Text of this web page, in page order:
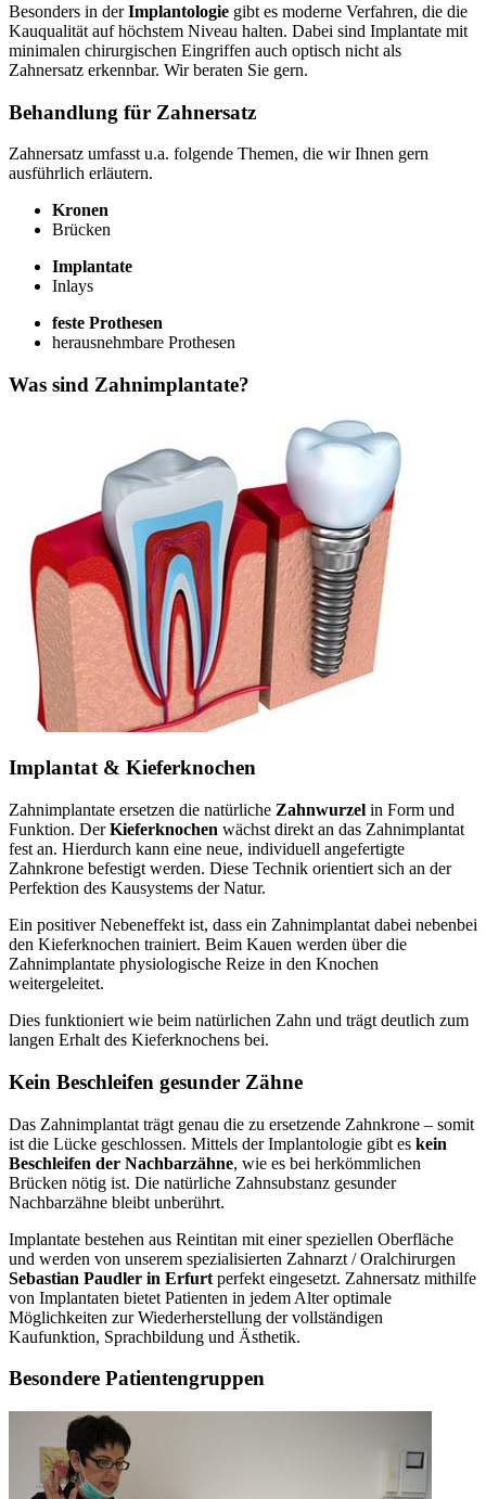
Besonders in derImplantologie gibt es moderne Verfahren, die die
Kauqualität auf höchstem Niveau halten. Dabei sind Implantate mit
minimalen chirurgischen Eingriffen auch optisch nicht als
Zahnersatz erkennbar. Wir beraten Sie gern.
Behandlung für Zahnersatz
Zahnersatz umfasst u.a. folgende Themen, die wir Ihnen gern
ausführlich erläutern.
Kronen
Brücken
Implantate
Inlays
feste Prothesen
herausnehmbare Prothesen
Was sind Zahnimplantate?
Implantat & Kieferknochen
Zahnimplantate ersetzen die natürliche Zahnwurzel in Form und
Funktion. DerKieferknochen wächst direkt an das Zahnimplantat
fest an. Hierdurch kann eine neue, individuell angefertigte
Zahnkrone befestigt werden. Diese Technik orientiert sich an der
Perfektion des Kausystems der Natur.
Ein positiver Nebeneffekt ist, dass ein Zahnimplantat dabei nebenbei
den Kieferknochen trainiert. Beim Kauen werden über die
Zahnimplantate physiologische Reize in den Knochen
weitergeleitet.
Dies funktioniert wie beim natürlichen Zahn und trägt deutlich zum
langen Erhalt des Kieferknochens bei.
Kein Beschleifen gesunder Zähne
Das Zahnimplantat trägt genau die zu ersetzende Zahnkrone – somit
ist die Lücke geschlossen. Mittels der Implantologie gibt es kein
Beschleifen der Nachbarzähne, wie es bei herkömmlichen
Brücken nötig ist. Die natürliche Zahnsubstanz gesunder
Nachbarzähne bleibt unberührt.
Implantate bestehen aus Reintitan mit einer speziellen Oberfläche
und werden von unserem spezialisierten Zahnarzt / Oralchirurgen
Sebastian Paudler in Erfurt perfekt eingesetzt. Zahnersatz mithilfe
von Implantaten bietet Patienten in jedem Alter optimale
Möglichkeiten zur Wiederherstellung der vollständigen
Kaufunktion, Sprachbildung und Ästhetik.
Besondere Patientengruppen